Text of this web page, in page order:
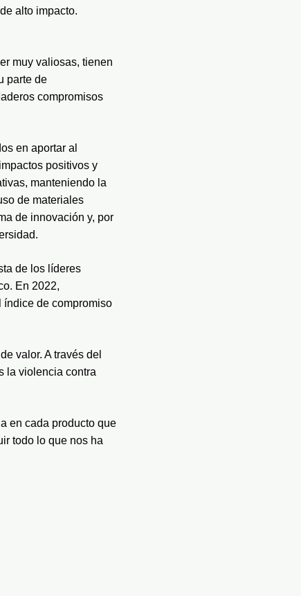
alto impacto.
muy valiosas, tienen
parte de
compromisos
en aportar al
positivos y
manteniendo la
de materiales
de innovación y, por
de los líderes
En 2022,
índice de compromiso
valor. A través del
la violencia contra
en cada producto que
todo lo que nos ha